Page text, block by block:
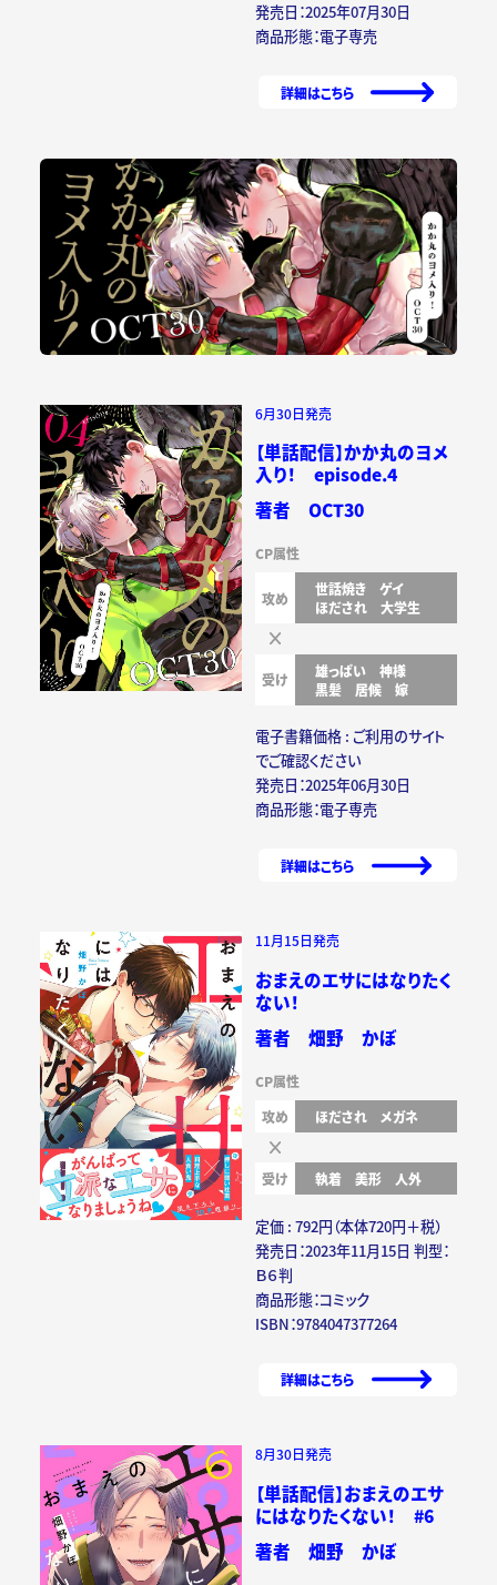
発売日：2025年07月30日
商品形態：電子専売
詳細はこちら
6月30日発売
【単話配信】かか丸のヨメ
入り！ episode.4
著者 OCT30
CP属性
攻め 世話焼き
ゲイ
ほだされ
大学生
受け 雄っぱい
神様
黒髪
居候 嫁
電子書籍価格 : ご利用のサイト
でご確認ください
発売日：2025年06月30日
商品形態：電子専売
詳細はこちら
11月15日発売
おまえのエサにはなりたく
ない！
著者 畑野 かぼ
CP属性
攻め
ほだされ メガネ
受け 執着 美形 人外
定価 : 792円（本体720円＋税）
発売日：2023年11月15日 判型：
Ｂ６判
商品形態：コミック
ISBN：9784047377264
詳細はこちら
8月30日発売
【単話配信】おまえのエサ
にはなりたくない！ #6
著者 畑野 かぼ